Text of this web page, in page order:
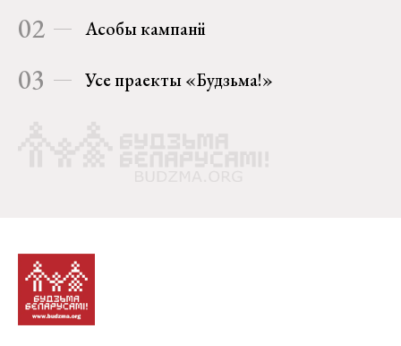
02 Асобы кампаніі
03 Усе праекты «Будзьма!»